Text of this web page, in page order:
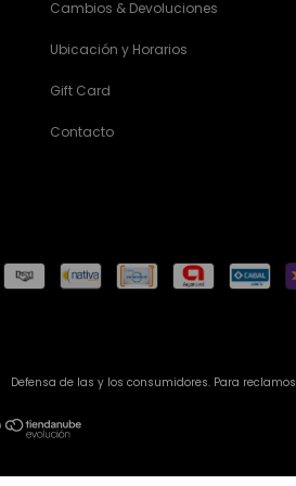
Cambios & Devoluciones
Ubicación y Horarios
Gift Card
Contacto
Defensa de las y los consumidores. Para reclamos